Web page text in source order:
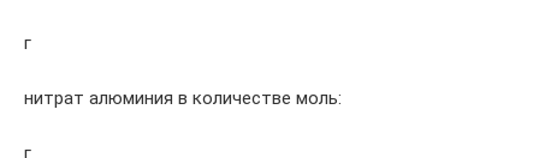
г
нитрат алюминия в количестве моль:
г